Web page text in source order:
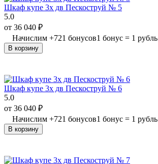
Шкаф купе 3х дв Пескоструй № 5
5.0
от 36 040 ₽
Начислим +721 бонусов1 бонус = 1 рубль
В корзину
Шкаф купе 3х дв Пескоструй № 6
5.0
от 36 040 ₽
Начислим +721 бонусов1 бонус = 1 рубль
В корзину